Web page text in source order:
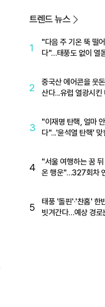
트렌드 뉴스
1
"다음 주 기온 뚝 떨
다"…태풍도 없이 열
2
중국산 에어콘을 웃
산다...유럽 열광시킨
3
"이재명 탄핵, 얼마
다"...'윤석열 탄핵' 맞
4
"서울 여행하는 꿈
온 행운"…327회차
5
태풍 '돌핀'·'찬홈' 한
빗겨간다…예상 경로